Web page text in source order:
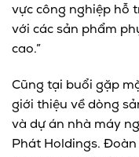
vực công nghiệp hỗ
với các sản phẩm
cao.”
Cũng tại buổi gặp
giới thiệu về dòng
và dự án nhà máy
Phát Holdings.